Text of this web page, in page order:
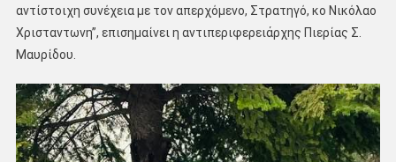
αντίστοιχη συνέχεια με τον απερχόμενο, Στρατηγό, κο Νικόλαο
Χρισταντωνη”, επισημαίνει η αντιπεριφερειάρχης Πιερίας Σ.
Μαυρίδου.